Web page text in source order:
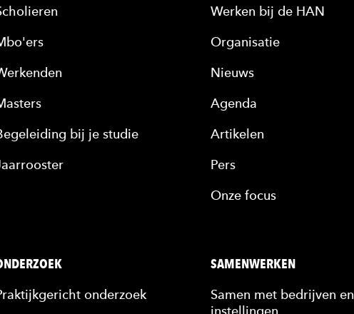
bij je studie
Werken bij de HAN
Organisatie
Nieuws
Agenda
Artikelen
Pers
Onze focus
onderzoek
SAMENWERKEN
Samen met bedrijven en
instellingen